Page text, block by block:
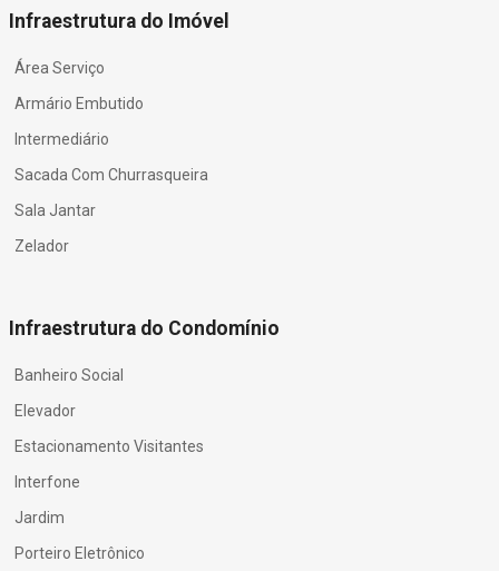
Infraestrutura do Imóvel
Área Serviço
Armário Embutido
Intermediário
Sacada Com Churrasqueira
Sala Jantar
Zelador
Infraestrutura do Condomínio
Banheiro Social
Elevador
Estacionamento Visitantes
Interfone
Jardim
Porteiro Eletrônico